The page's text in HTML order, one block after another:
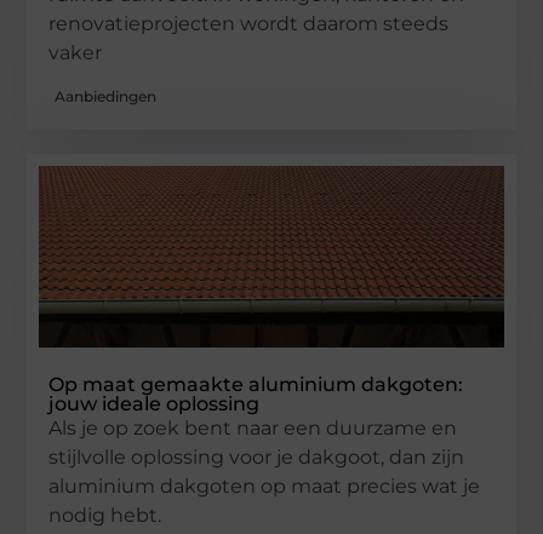
renovatieprojecten wordt daarom steeds
vaker
Aanbiedingen
Op maat gemaakte aluminium dakgoten:
jouw ideale oplossing
Als je op zoek bent naar een duurzame en
stijlvolle oplossing voor je dakgoot, dan zijn
aluminium dakgoten op maat precies wat je
nodig hebt.